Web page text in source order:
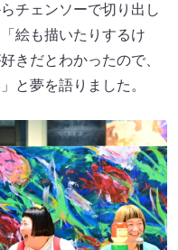
チェンソーで切り出し
絵も描いたりするけ
きだとわかったので、
と夢を語りました。